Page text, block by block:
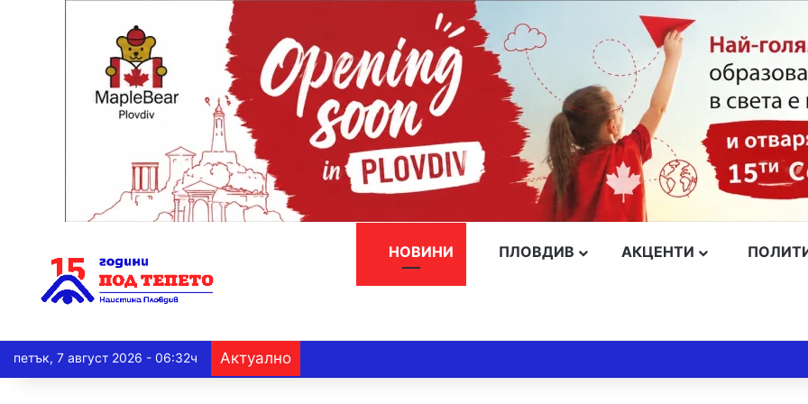
НОВИНИ ПЛОВДИВ АКЦЕНТИ
петък, 7 август 2026 - 06:32ч Актуално